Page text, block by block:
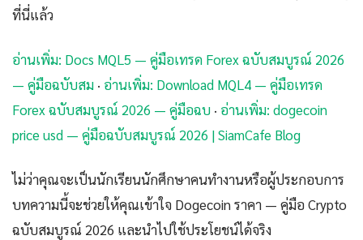
ที่นี่แล้ว
อ่านเพิ่ม: Docs MQL5 — คู่มือเทรด Forex ฉบับสมบูรณ์ 2026
— คู่มือฉบับสม · อ่านเพิ่ม: Download MQL4 — คู่มือเทรด
Forex ฉบับสมบูรณ์ 2026 — คู่มือฉบ · อ่านเพิ่ม: dogecoin
price usd — คู่มือฉบับสมบูรณ์ 2026 | SiamCafe Blog
ไม่ว่าคุณจะเป็นนักเรียนนักศึกษาคนทำงานหรือผู้ประกอบการ
บทความนี้จะช่วยให้คุณเข้าใจ Dogecoin ราคา — คู่มือ Crypto
ฉบับสมบูรณ์ 2026 และนำไปใช้ประโยชน์ได้จริง